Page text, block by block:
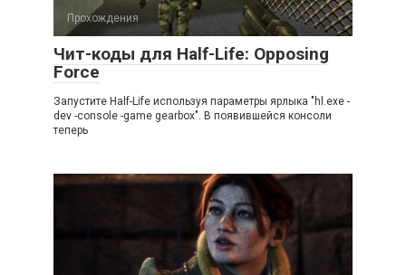
Прохождения
Чит-коды для Half-Life: Opposing
Force
Запустите Half-Life используя параметры ярлыка "hl.exe -
dev -console -game gearbox". В появившейся консоли
теперь